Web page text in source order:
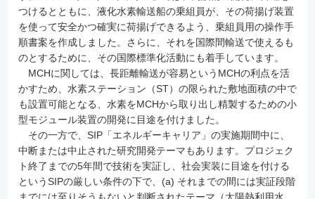
つけるとともに、液化水素輸送船の乗組員が、その荷揚げ装置
を使って安全かつ確実に荷揚げできるよう、乗組員用の操作手
順書案を作成しました。さらに、それを国際間輸送で使えるも
のとするために、その国際標準化活動にも着手しています。
MCHに関しては、長距離輸送が容易というMCHの利点を活
かすため、水素ステーション（ST）の限られた敷地面積の中で
も設置可能となる、水素をMCHから取り出し精製するための小
型モジュール装置の開発に目途を付けました。
その一方で、SIP「エネルギーキャリア」の実施期間中に、
中断または中止された研究開発テーマもあります。プロジェク
ト終了までの5年間で技術を実証し、社会実装に目途を付ける
というSIPの厳しい条件の下で、(a) それまでの間には実証段階